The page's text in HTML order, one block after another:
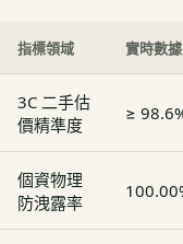
指標領域 實時數據
3C 二手估
價精準度
≥
個資物理
防洩露率